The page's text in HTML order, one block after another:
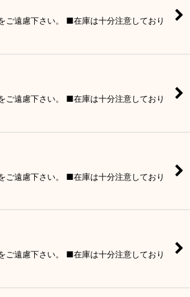
ご遠慮下さい。 ■在庫は十分注意しており
ご遠慮下さい。 ■在庫は十分注意しており
ご遠慮下さい。 ■在庫は十分注意しており
ご遠慮下さい。 ■在庫は十分注意しており